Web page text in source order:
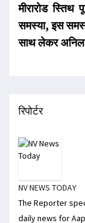
मीरारोड स्तिथ
समस्या,इस
साथ लेकर अनिल
रिपोर्टर
NV NEWS TODAY
The Reporter
daily news for